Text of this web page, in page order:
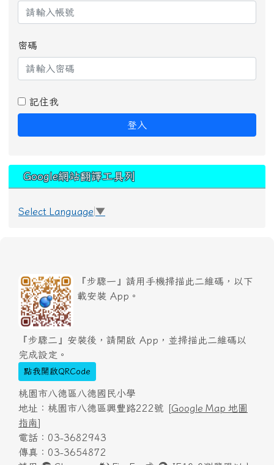
密碼
記住我
登入
Google網站翻譯工具列
Select Language ▼
『步驟一』請用手機掃描此二維碼，以下
載安裝 App。
『步驟二』安裝後，請開啟 App，並掃描此二維碼以
完成設定。
點我開啟QRCode
桃園市八德區八德國民小學
地址：桃園市八德區興豐路222號 [Google Map 地圖
指南]
電話：03-3682943
傳真：03-3654872